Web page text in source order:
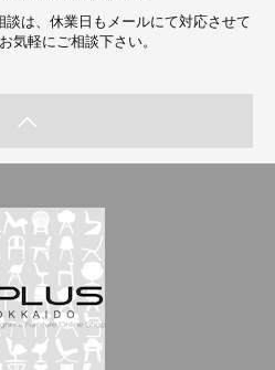
談は、休業日もメールにて対応させて
気軽にご相談下さい。